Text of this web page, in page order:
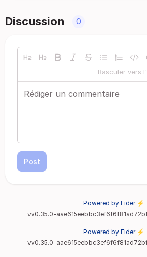
Discussion 0
Basculer vers
Post
Powered by Fider ⚡
vv0.35.0-
Powered by Fider ⚡
vv0.35.0-